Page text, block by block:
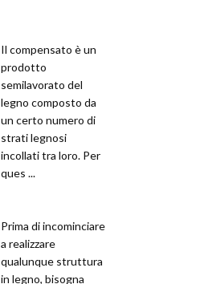
Il compensato è un
prodotto
semilavorato del
legno composto da
un certo numero di
strati legnosi
incollati tra loro. Per
ques ...
Prima di incominciare
a realizzare
qualunque struttura
in legno, bisogna